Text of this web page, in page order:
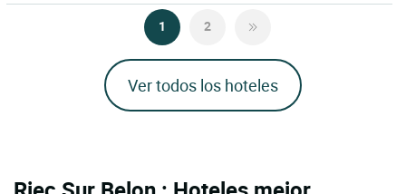
1 2
Ver todos los hoteles